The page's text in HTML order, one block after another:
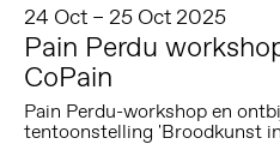
24 Oct – 25 Oct 2025
Pain Perdu
CoPain
Pain Perdu-workshop en
tentoonstelling 'Broodkunst